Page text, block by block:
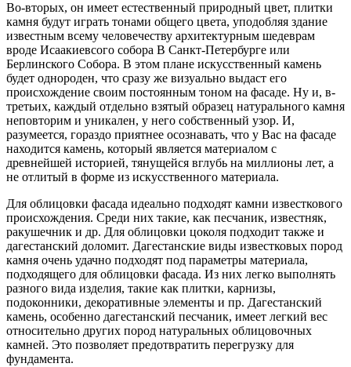
Во-вторых, он имеет естественный природный цвет, плитки
камня будут играть тонами общего цвета, уподобляя здание
известным всему человечеству архитектурным шедеврам
вроде Исаакиевсого собора В Санкт-Петербурге или
Берлинского Собора. В этом плане искусственный камень
будет однороден, что сразу же визуально выдаст его
происхождение своим постоянным тоном на фасаде. Ну и, в-
третьих, каждый отдельно взятый образец натурального камня
неповторим и уникален, у него собственный узор. И,
разумеется, гораздо приятнее осознавать, что у Вас на фасаде
находится камень, который является материалом с
древнейшей историей, тянущейся вглубь на миллионы лет, а
не отлитый в форме из искусственного материала.
Для облицовки фасада идеально подходят камни известкового
происхождения. Среди них такие, как песчаник, известняк,
ракушечник и др. Для облицовки цоколя подходит также и
дагестанский доломит. Дагестанские виды известковых пород
камня очень удачно подходят под параметры материала,
подходящего для облицовки фасада. Из них легко выполнять
разного вида изделия, такие как плитки, карнизы,
подоконники, декоративные элементы и пр. Дагестанский
камень, особенно дагестанский песчаник, имеет легкий вес
относительно других пород натуральных облицовочных
камней. Это позволяет предотвратить перегрузку для
фундамента.